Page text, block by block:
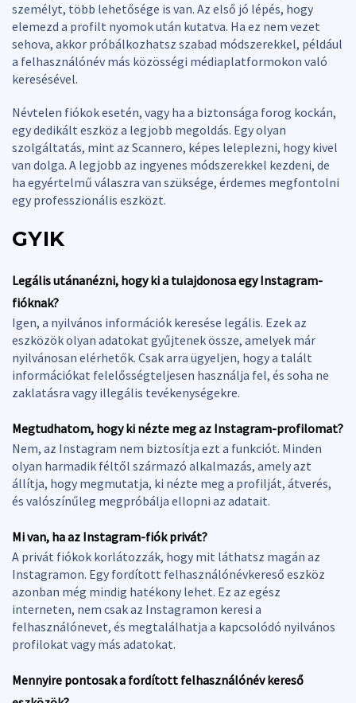
személyt, több lehetősége is van. Az első jó lépés, hogy
elemezd a profilt nyomok után kutatva. Ha ez nem vezet
sehova, akkor próbálkozhatsz szabad módszerekkel, például
a felhasználónév más közösségi médiaplatformokon való
keresésével.
Névtelen fiókok esetén, vagy ha a biztonsága forog kockán,
egy dedikált eszköz a legjobb megoldás. Egy olyan
szolgáltatás, mint az Scannero, képes leleplezni, hogy kivel
van dolga. A legjobb az ingyenes módszerekkel kezdeni, de
ha egyértelmű válaszra van szüksége, érdemes megfontolni
egy professzionális eszközt.
GYIK
Legális utánanézni, hogy ki a tulajdonosa egy Instagram-
fióknak?
Igen, a nyilvános információk keresése legális. Ezek az
eszközök olyan adatokat gyűjtenek össze, amelyek már
nyilvánosan elérhetők. Csak arra ügyeljen, hogy a talált
információkat felelősségteljesen használja fel, és soha ne
zaklatásra vagy illegális tevékenységekre.
Megtudhatom, hogy ki nézte meg az Instagram-profilomat?
Nem, az Instagram nem biztosítja ezt a funkciót. Minden
olyan harmadik féltől származó alkalmazás, amely azt
állítja, hogy megmutatja, ki nézte meg a profilját, átverés,
és valószínűleg megpróbálja ellopni az adatait.
Mi van, ha az Instagram-fiók privát?
A privát fiókok korlátozzák, hogy mit láthatsz magán az
Instagramon. Egy fordított felhasználónévkereső eszköz
azonban még mindig hatékony lehet. Ez az egész
interneten, nem csak az Instagramon keresi a
felhasználónevet, és megtalálhatja a kapcsolódó nyilvános
profilokat vagy más adatokat.
Mennyire pontosak a fordított felhasználónév kereső